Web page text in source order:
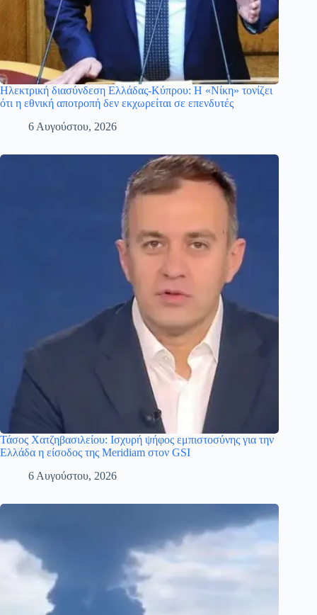
Ηλεκτρική διασύνδεση Ελλάδας-Κύπρου: Η «Νίκη» τονίζει
ότι η εθνική αποτροπή δεν εκχωρείται σε επενδυτές
6 Αυγούστου, 2026
Τάσος Χατζηβασιλείου: Ισχυρή ψήφος εμπιστοσύνης για την
Ελλάδα η είσοδος της Meridiam στον GSI
6 Αυγούστου, 2026